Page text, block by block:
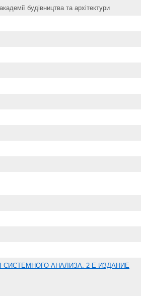
будівництва та архітектури
АНАЛИЗА. 2-Е ИЗДАНИЕ